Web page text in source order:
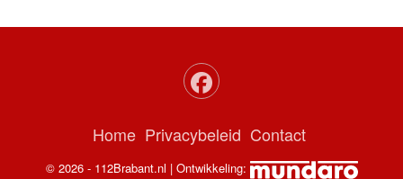
Home Privacybeleid Contact
© 2026 - 112Brabant.nl | Ontwikkeling: